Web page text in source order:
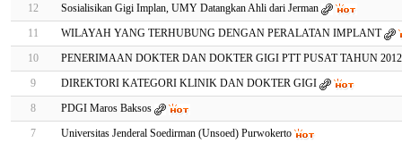
12
Sosialisikan Gigi Implan, UMY Datangkan Ahli dari Jerman
11
WILAYAH YANG TERHUBUNG DENGAN PERALATAN IMPLANT
10
PENERIMAAN DOKTER DAN DOKTER GIGI PTT PUSAT TAHUN
9
DIREKTORI KATEGORI KLINIK DAN DOKTER GIGI
8
PDGI Maros Baksos
7
Universitas Jenderal Soedirman (Unsoed) Purwokerto